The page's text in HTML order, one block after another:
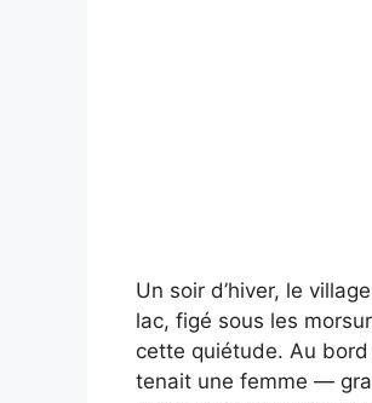
Un soir d’hiver, le
lac, figé sous les
cette quiétude. Au bord
tenait une femme —